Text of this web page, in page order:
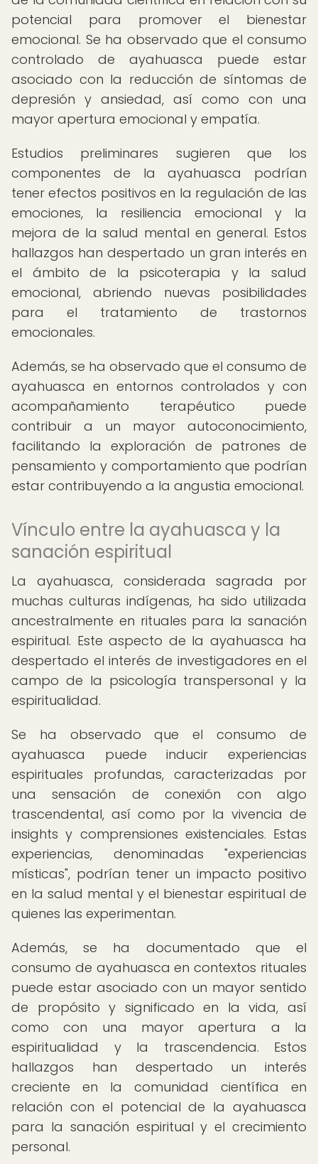
potencial para promover el bienestar
emocional. Se ha observado que el consumo
controlado de ayahuasca puede estar
asociado con la reducción de síntomas de
depresión y ansiedad, así como con una
mayor apertura emocional y empatía.
Estudios preliminares sugieren que los
componentes de la ayahuasca podrían
tener efectos positivos en la regulación de las
emociones, la resiliencia emocional y la
mejora de la salud mental en general. Estos
hallazgos han despertado un gran interés en
el ámbito de la psicoterapia y la salud
emocional, abriendo nuevas posibilidades
para el tratamiento de trastornos
emocionales.
Además, se ha observado que el consumo de
ayahuasca en entornos controlados y con
acompañamiento terapéutico puede
contribuir a un mayor autoconocimiento,
facilitando la exploración de patrones de
pensamiento y comportamiento que podrían
estar contribuyendo a la angustia emocional.
Vínculo entre la ayahuasca y la
sanación espiritual
La ayahuasca, considerada sagrada por
muchas culturas indígenas, ha sido utilizada
ancestralmente en rituales para la sanación
espiritual. Este aspecto de la ayahuasca ha
despertado el interés de investigadores en el
campo de la psicología transpersonal y la
espiritualidad.
Se ha observado que el consumo de
ayahuasca puede inducir experiencias
espirituales profundas, caracterizadas por
una sensación de conexión con algo
trascendental, así como por la vivencia de
insights y comprensiones existenciales. Estas
experiencias, denominadas "experiencias
místicas", podrían tener un impacto positivo
en la salud mental y el bienestar espiritual de
quienes las experimentan.
Además, se ha documentado que el
consumo de ayahuasca en contextos rituales
puede estar asociado con un mayor sentido
de propósito y significado en la vida, así
como con una mayor apertura a la
espiritualidad y la trascendencia. Estos
hallazgos han despertado un interés
creciente en la comunidad científica en
relación con el potencial de la ayahuasca
para la sanación espiritual y el crecimiento
personal.